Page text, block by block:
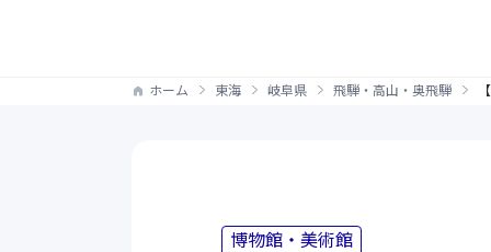
ホーム 東海 岐阜県 飛騨・高山・奥飛騨
博物館・美術館